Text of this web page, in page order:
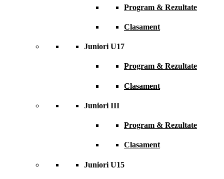
Program & Rezultate
Clasament
Juniori U17
Program & Rezultate
Clasament
Juniori III
Program & Rezultate
Clasament
Juniori U15